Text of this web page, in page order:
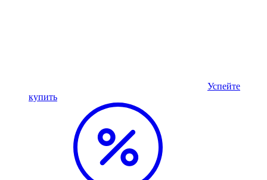
Успейте
купить